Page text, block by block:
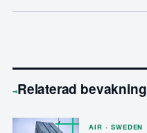
→Relaterad bevakning
AIR · SWEDEN